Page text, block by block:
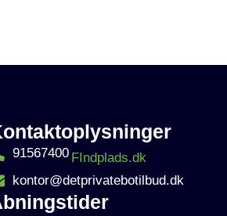
91567400
kontor@detprivatebotilbud.dk